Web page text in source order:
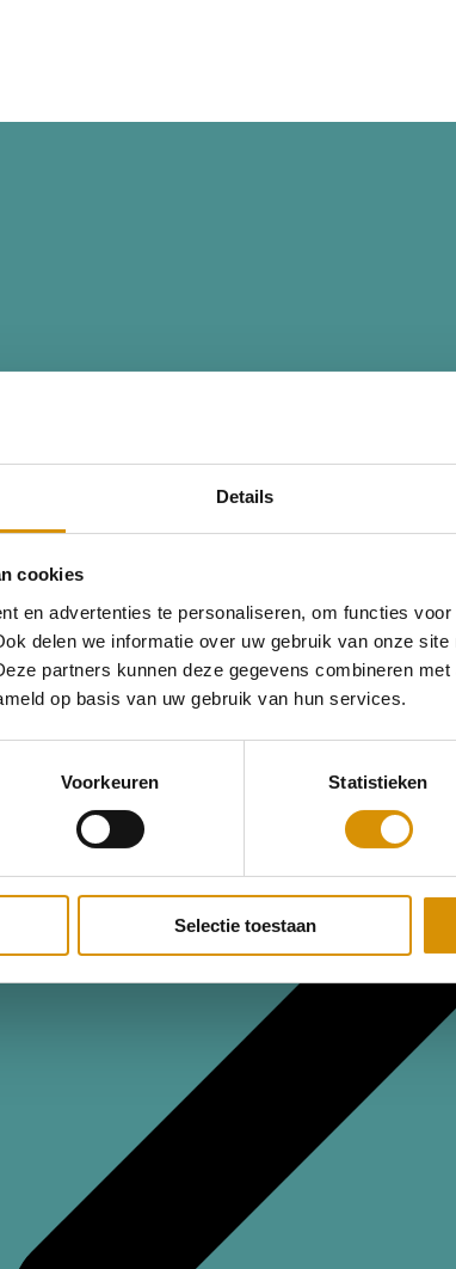
Details
cookies
en advertenties te personaliseren, om functies
delen we informatie over uw gebruik van onze
partners kunnen deze gegevens combineren
op basis van uw gebruik van hun services.
Voorkeuren Statistieken
Selectie toestaan